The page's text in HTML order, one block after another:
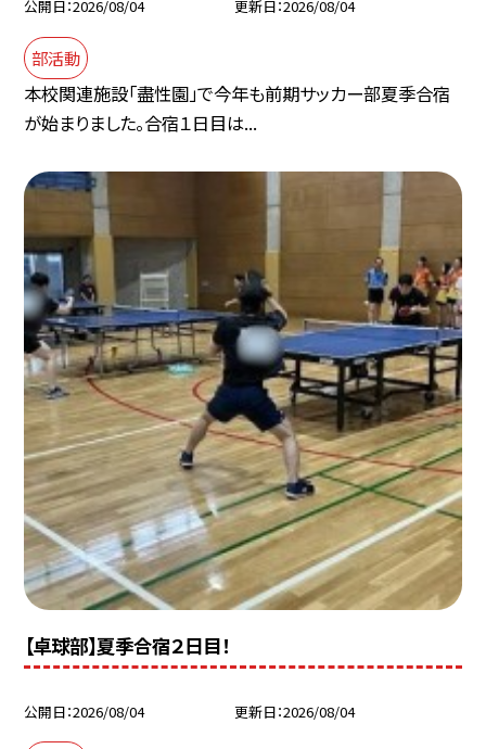
公開日 2026/08/04 更新日 2026/08/04
部活動
本校関連施設「盡性園」で今年も前期サッカー部夏季合宿
が始まりました。合宿１日目は...
【卓球部】夏季合宿２日目！
公開日 2026/08/04 更新日 2026/08/04